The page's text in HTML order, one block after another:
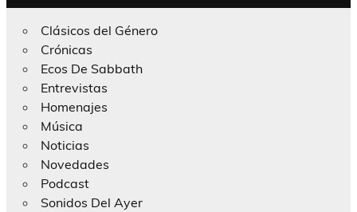
Clásicos del Género
Crónicas
Ecos De Sabbath
Entrevistas
Homenajes
Música
Noticias
Novedades
Podcast
Sonidos Del Ayer